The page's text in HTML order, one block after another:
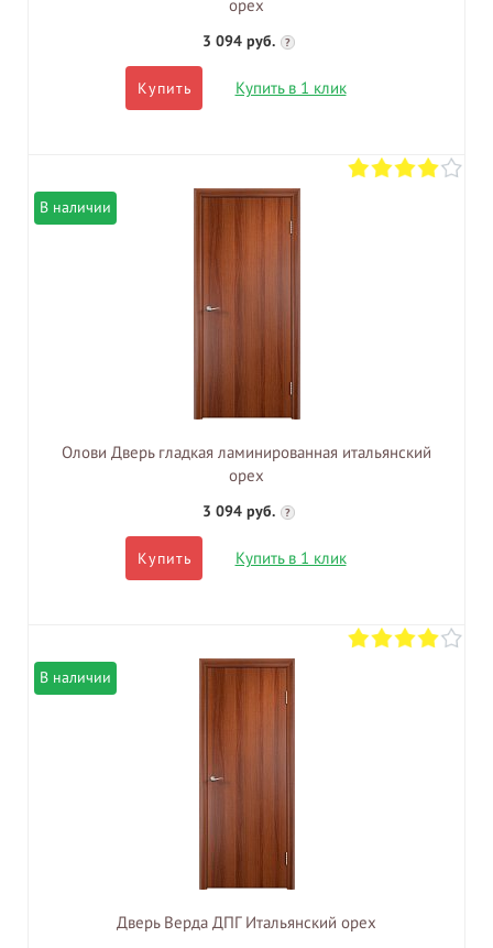
орех
3 094 руб. ?
Купить Купить в 1 клик
В наличии
Олови Дверь гладкая ламинированная итальянский
орех
3 094 руб. ?
Купить Купить в 1 клик
В наличии
Дверь Верда ДПГ Итальянский орех